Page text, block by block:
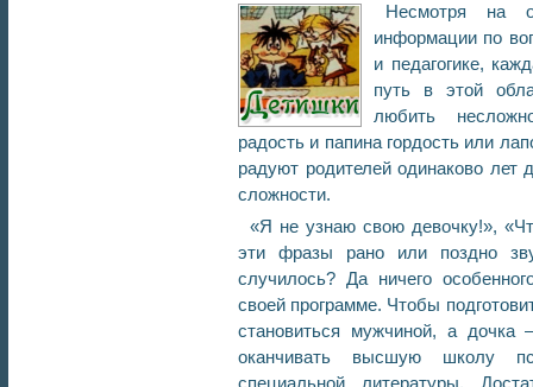
Несмотря на
информации по
и педагогике,
путь в этой
любить
радость и папина гордость или
радуют родителей одинаково
сложности.
«Я не узнаю свою девочку!»,
эти фразы рано или поздно
случилось? Да ничего
своей программе. Чтобы
становиться мужчиной, а дочка
оканчивать высшую школу
специальной литературы.